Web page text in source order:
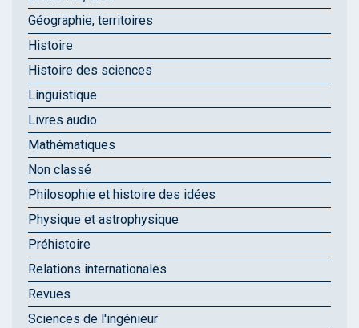
Géographie, territoires
Histoire
Histoire des sciences
Linguistique
Livres audio
Mathématiques
Non classé
Philosophie et histoire des idées
Physique et astrophysique
Préhistoire
Relations internationales
Revues
Sciences de l'ingénieur